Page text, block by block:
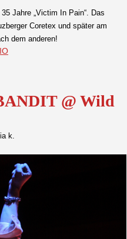
Jahre „Victim In Pain“. Das
Coretex und später am
dem anderen!
@ Wild
k.